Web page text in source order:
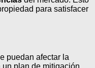
para satisfacer
puedan afectar la